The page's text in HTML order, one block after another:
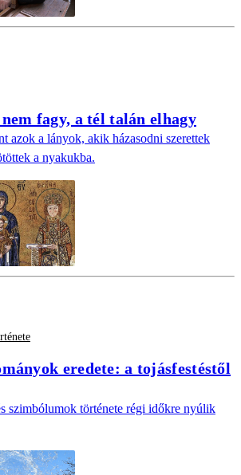
fagy, a tél talán elhagy
azok a lányok, akik házasodni szerettek
a nyakukba.
eredete: a tojásfestéstől
szimbólumok története régi időkre nyúlik